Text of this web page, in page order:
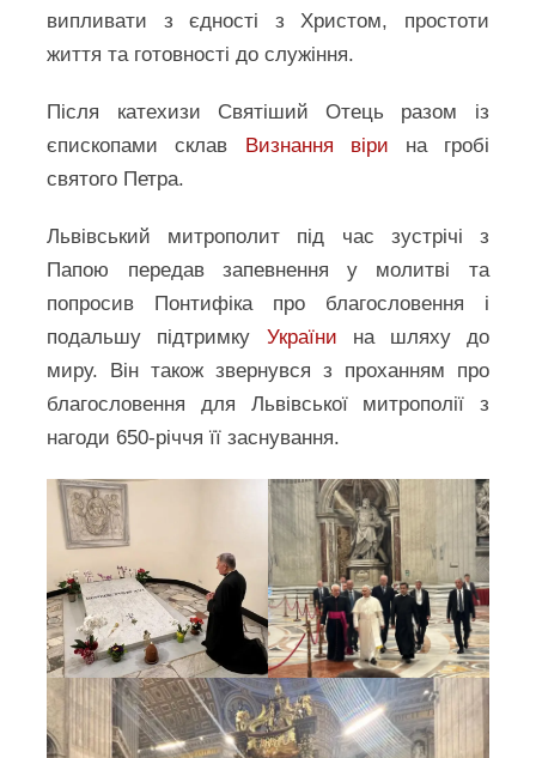
випливати з єдності з Христом, простоти
життя та готовності до служіння.
Після катехизи Святіший Отець разом із
єпископами склав Визнання віри на гробі
святого Петра.
Львівський митрополит під час зустрічі з
Папою передав запевнення у молитві та
попросив Понтифіка про благословення і
подальшу підтримку України на шляху до
миру. Він також звернувся з проханням про
благословення для Львівської митрополії з
нагоди 650-річчя її заснування.